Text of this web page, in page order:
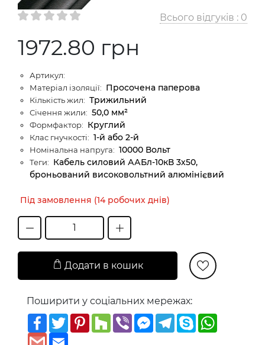
Всього відгуків : 0
1972.80 грн
Артикул:
Матеріал ізоляції: Просочена паперова
Кількість жил: Трижильний
Січення жили: 50,0 мм²
Формфактор: Круглий
Клас гнучкості: 1-й або 2-й
Номінальна напруга: 10000 Вольт
Теги: Кабель силовий ААБл-10кВ 3х50,
броньований високовольтний алюмінієвий
Під замовлення (14 робочих днів)
Додати в кошик
Поширити у соціальних мережах:
Facebook
TwitterPinterest
HouzzViberMessenger
Telegram
Skype
Gmail